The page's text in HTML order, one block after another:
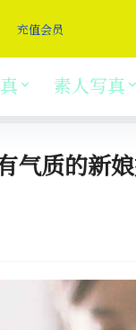
充值会员
素人写真
气质的新